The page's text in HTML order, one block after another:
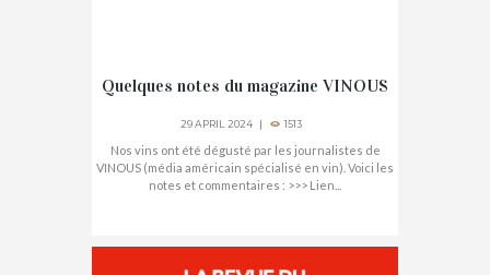
Quelques notes du magazine VINOUS
29 APRIL 2024 1513
Nos vins ont été dégusté par les journalistes de
VINOUS (média américain spécialisé en vin). Voici les
notes et commentaires : >>> Lien...